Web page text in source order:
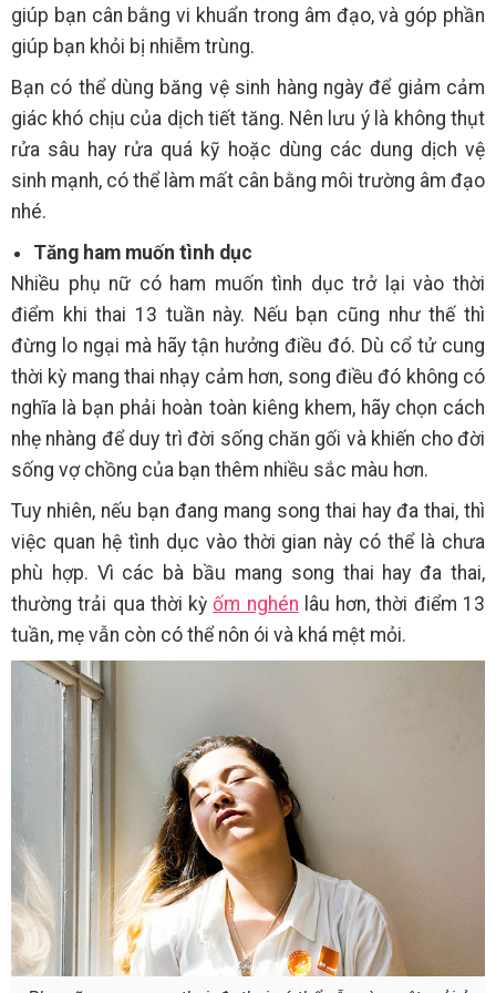
giúp bạn cân bằng vi khuẩn trong âm đạo, và góp phần
giúp bạn khỏi bị nhiễm trùng.
Bạn có thể dùng băng vệ sinh hàng ngày để giảm cảm
giác khó chịu của dịch tiết tăng. Nên lưu ý là không thụt
rửa sâu hay rửa quá kỹ hoặc dùng các dung dịch vệ
sinh mạnh, có thể làm mất cân bằng môi trường âm đạo
nhé.
Tăng ham muốn tình dục
Nhiều phụ nữ có ham muốn tình dục trở lại vào thời
điểm khi thai 13 tuần này. Nếu bạn cũng như thế thì
đừng lo ngại mà hãy tận hưởng điều đó. Dù cổ tử cung
thời kỳ mang thai nhạy cảm hơn, song điều đó không có
nghĩa là bạn phải hoàn toàn kiêng khem, hãy chọn cách
nhẹ nhàng để duy trì đời sống chăn gối và khiến cho đời
sống vợ chồng của bạn thêm nhiều sắc màu hơn.
Tuy nhiên, nếu bạn đang mang song thai hay đa thai, thì
việc quan hệ tình dục vào thời gian này có thể là chưa
phù hợp. Vì các bà bầu mang song thai hay đa thai,
thường trải qua thời kỳốm nghén lâu hơn, thời điểm 13
tuần, mẹ vẫn còn có thể nôn ói và khá mệt mỏi.